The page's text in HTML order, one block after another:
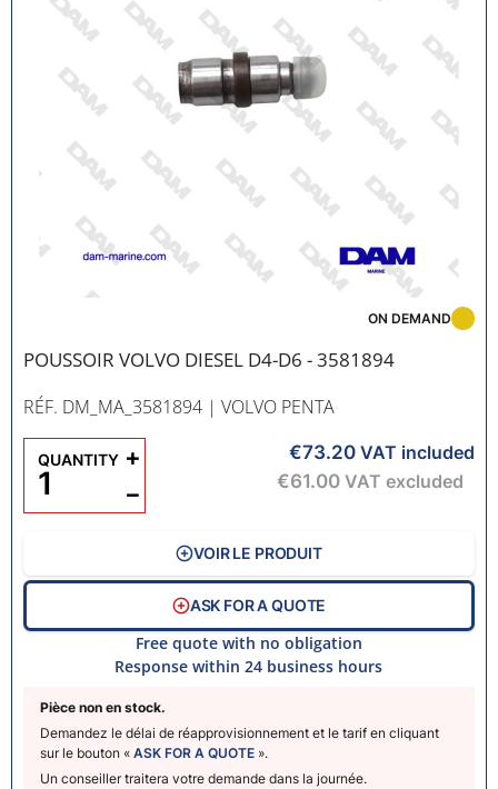
POUSSOIR VOLVO DIESEL D4-D6 - 3581894
RÉF. DM_MA_3581894 | VOLVO PENTA
Pièce non en stock.
Demandez le délai de réapprovisionnement et le tarif en cliquant
sur le bouton « ASK FOR A QUOTE ».
Un conseiller traitera votre demande dans la journée.
ON DEMAND
€73.20 VAT included
€61.00 VAT excluded
QUANTITY
−
+
VOIR LE PRODUIT
ASK FOR A QUOTE
Free quote with no obligation
Response within 24 business hours